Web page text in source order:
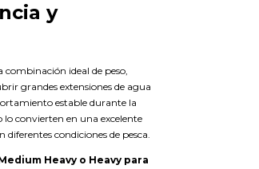
y
combinación ideal de peso,
grandes extensiones de agua
estable durante la
convierten en una excelente
condiciones de pesca.
Heavy o Heavy para